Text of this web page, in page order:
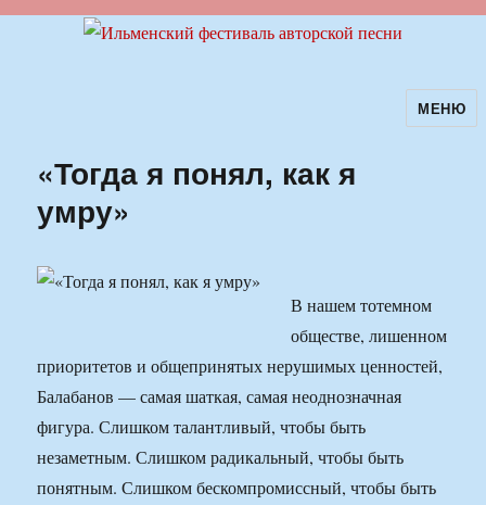
Ильменский фестиваль авторскойМЕНЮ
«Тогда я понял, как я
умру»
В нашем тотемном
обществе, лишенном
приоритетов и общепринятых нерушимых ценностей,
Балабанов — самая шаткая, самая неоднозначная
фигура. Слишком талантливый, чтобы быть
незаметным. Слишком радикальный, чтобы быть
понятным. Слишком бескомпромиссный, чтобы быть